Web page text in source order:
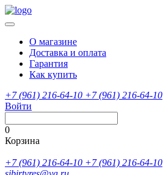
О магазине
Доставка и оплата
Гарантия
Как купить
+7 (961) 216-64-10 +7 (961) 216-64-10
Войти
0
Корзина
+7 (961) 216-64-10 +7 (961) 216-64-10